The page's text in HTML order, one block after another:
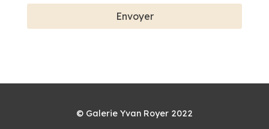
© Galerie Yvan Royer 2022